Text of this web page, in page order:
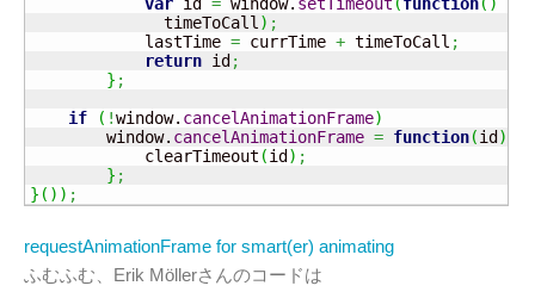
              timeToCall
) ;
            lastTime
= currTime + timeToCall ;
return id ;
} ;
if
( !window. cancelAnimationFrame)
        window.
cancelAnimationFrame = function(id )
            clearTimeout
(id ) ;
} ;
} ( ) ) ;
requestAnimationFrame for smart(er) animating
ふむふむ、Erik Möllerさんのコードは